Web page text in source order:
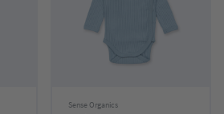
Sense Organics